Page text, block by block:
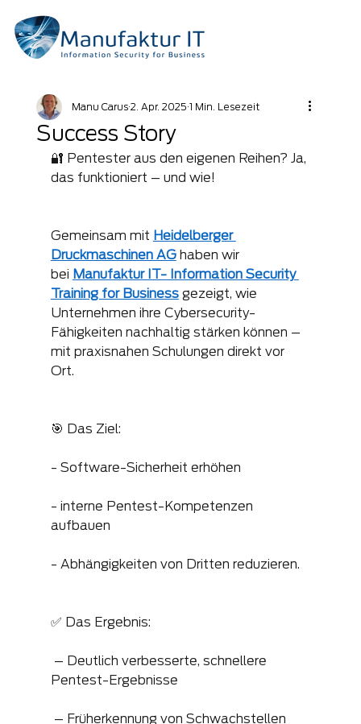
Success Story
Manu Carus 2. Apr. 2025 1 Min. Lesezeit
🔐 Pentester aus den eigenen Reihen? Ja,
das funktioniert – und wie!
Gemeinsam mit Heidelberger
Druckmaschinen AG haben wir
bei Manufaktur IT- Information Security
Training for Business gezeigt, wie
Unternehmen ihre Cybersecurity-
Fähigkeiten nachhaltig stärken können –
mit praxisnahen Schulungen direkt vor
Ort.
🎯 Das Ziel:
- Software-Sicherheit erhöhen
- interne Pentest-Kompetenzen
aufbauen
- Abhängigkeiten von Dritten reduzieren.
✅ Das Ergebnis:
– Deutlich verbesserte, schnellere
Pentest-Ergebnisse
– Früherkennung von Schwachstellen